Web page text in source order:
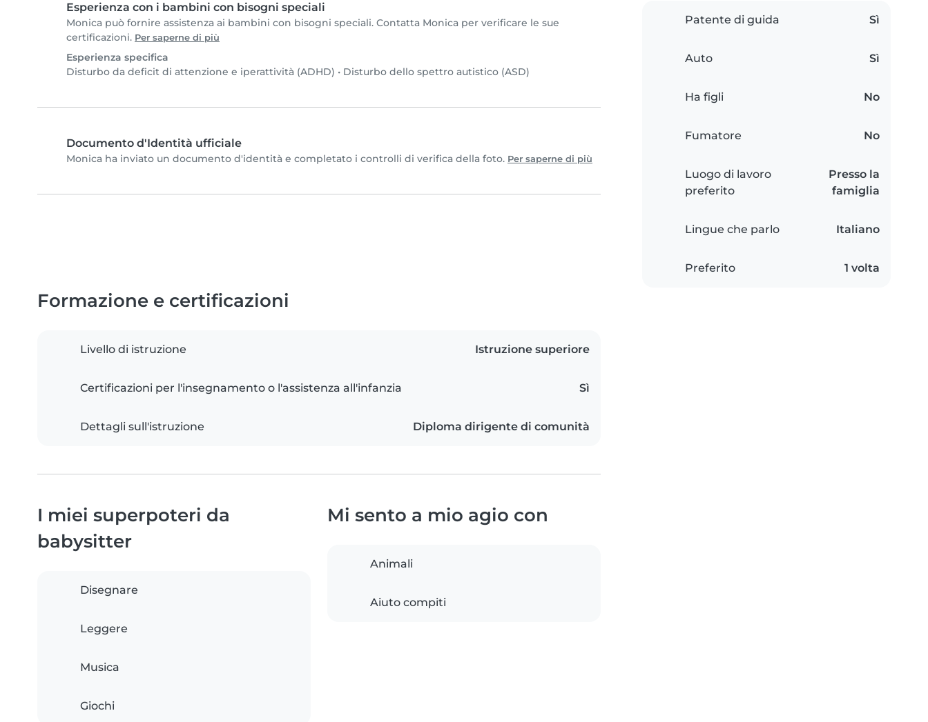
Esperienza con i bambini con bisogni speciali
Monica può fornire assistenza ai bambini con bisogni speciali. Contatta Monica per verificare le sue
certificazioni. Per saperne di più
Esperienza specifica
Disturbo da deficit di attenzione e iperattività (ADHD) • Disturbo dello spettro autistico (ASD)
Documento d'Identità ufficiale
Monica ha inviato un documento d'identità e completato i controlli di verifica della foto. Per saperne di più
Patente di guida Sì
Auto Sì
Ha figli No
Fumatore No
Luogo di lavoro
preferito
Presso la
famiglia
Lingue che parlo Italiano
Preferito 1 volta
Formazione e certificazioni
Livello di istruzione Istruzione superiore
Certificazioni per l'insegnamento o l'assistenza all'infanzia Sì
Dettagli sull'istruzione Diploma dirigente di comunità
I miei superpoteri da
babysitter
Disegnare
Leggere
Musica
Giochi
Mi sento a mio agio con
Animali
Aiuto compiti